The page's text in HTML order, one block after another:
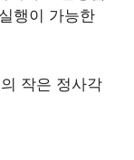
행이 가능한
작은 정사각